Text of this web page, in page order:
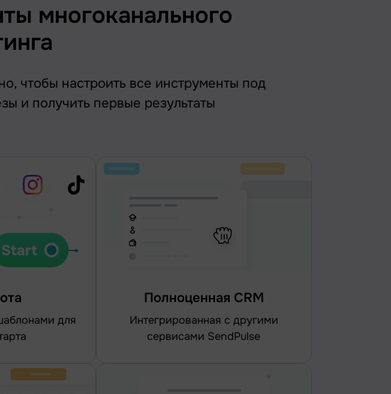
многоканального
чтобы настроить все инструменты под
и получить первые результаты
Полноценная CRM
интегрированная с другими
сервисами SendPulse